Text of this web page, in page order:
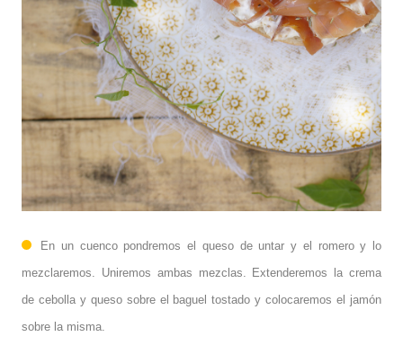
En un cuenco pondremos el queso de untar y el romero y lo
mezclaremos. Uniremos ambas mezclas. Extenderemos la crema
de cebolla y queso sobre el baguel tostado y colocaremos el jamón
sobre la misma.